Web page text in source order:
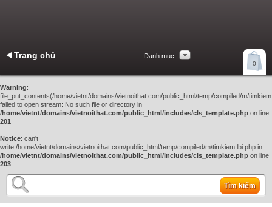
0
Trang chủ Danh mục
Warning:
file_put_contents(/home/vietnt/domains/vietnoithat.com/public_html/temp/compiled/m/
failed to open stream: No such file or directory in
/home/vietnt/domains/vietnoithat.com/public_html/includes/cls_template.php on line
201
Notice: can't
write:/home/vietnt/domains/vietnoithat.com/public_html/temp/compiled/m/timkiem.lbi.php in
/home/vietnt/domains/vietnoithat.com/public_html/includes/cls_template.php on line
203
Tìm kiếm